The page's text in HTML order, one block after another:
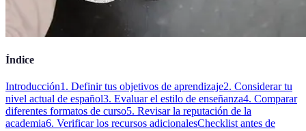
Índice
Introducción1. Definir tus objetivos de aprendizaje2. Considerar tu
nivel actual de español3. Evaluar el estilo de enseñanza4. Comparar
diferentes formatos de curso5. Revisar la reputación de la
academia6. Verificar los recursos adicionalesChecklist antes de